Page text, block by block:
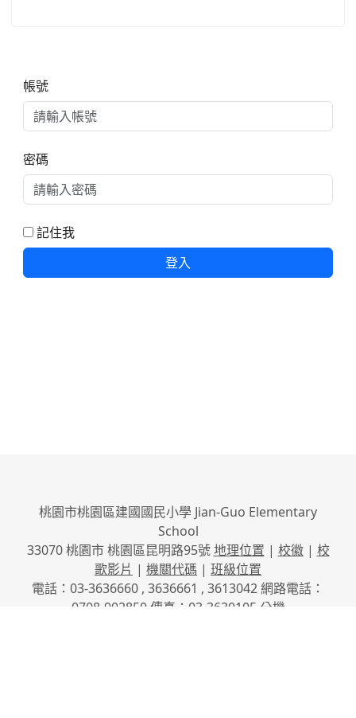
帳號
密碼
記住我
登入
桃園市桃園區建國國民小學 Jian-Guo Elementary
School
33070 桃園市 桃園區昆明路95號地理位置 | 校徽| 校
歌影片 | 機關代碼 | 班級位置
電話：03-3636660 , 3636661 , 3613042 網路電話：
0708-902850 傳真：03-3630105 分機